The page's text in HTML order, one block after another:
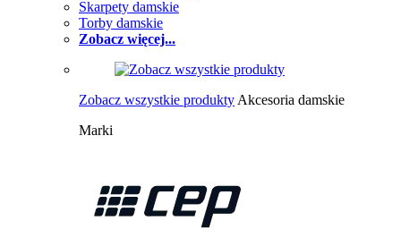
Skarpety damskie
Torby damskie
Zobacz więcej...
Zobacz wszystkie produkty Akcesoria damskie
Marki